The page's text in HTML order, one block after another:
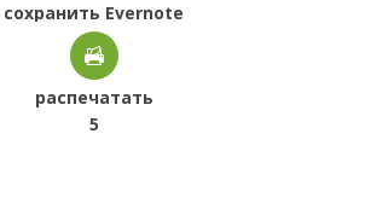
сохранить Evernote
распечатать
5